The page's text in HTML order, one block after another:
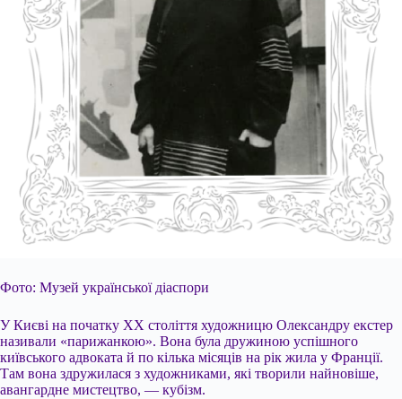
Фото: Музей української діаспори
У Києві на початку XX століття художницю Олександру екстер
називали «парижанкою». Вона була дружиною успішного
київського адвоката й по кілька місяців на рік жила у Франції.
Там вона здружилася з художниками, які творили найновіше,
авангардне мистецтво, — кубізм.